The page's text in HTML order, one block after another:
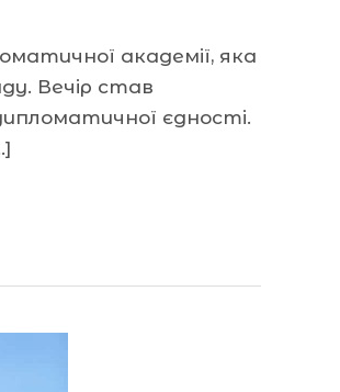
академії, яка
Вечір став
єдності.